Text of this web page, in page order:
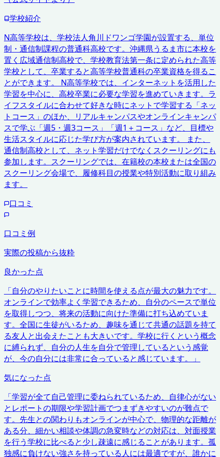
学校紹介
N高等学校は、学校法人角川ドワンゴ学園が設置する、単位
制・通信制課程の普通科高校です。沖縄県うるま市に本校を
置く広域通信制高校で、学校教育法第一条に定められた高等
学校として、卒業すると高等学校普通科の卒業資格を得るこ
とができます。 N高等学校では、インターネットを活用した
学習を中心に、高校卒業に必要な学習を進めていきます。ラ
イフスタイルに合わせて好きな時にネットで学習する「ネッ
トコース」のほか、リアルキャンパスやオンラインキャンパ
スで学ぶ「週5・週3コース」「週1＋コース」など、目標や
生活スタイルに応じた学び方が案内されています。 また、
通信制高校として、ネット学習だけでなくスクーリングにも
参加します。スクーリングでは、在籍校の本校または全国の
スクーリング会場で、履修科目の授業や特別活動に取り組み
ます。
口コミ
口コミ例
実際の投稿から抜粋
良かった点
「自分のやりたいことに時間を使える点が最大の魅力です。
オンラインで効率よく学習できるため、自分のペースで単位
を取得しつつ、将来の活動に向けた準備に打ち込めていま
す。全国に生徒がいるため、趣味を通じて共通の話題を持て
る友人と出会えたことも大きいです。学校に行くという概念
に縛られず、自分の人生を自分で管理しているという感覚
が、今の自分には非常に合っていると感じています。
」
気になった点
「学習が全て自己管理に委ねられているため、自律心がない
とレポートの期限や学習計画でつまずきやすいのが難点で
す。先生との関わりもオンラインが中心で、物理的な距離が
ある分、細かい相談や体調の急変時などの対応は、対面授業
を行う学校に比べると少し疎遠に感じることがあります。孤
独感に負けない強さを持っている人には最適ですが、誰かに